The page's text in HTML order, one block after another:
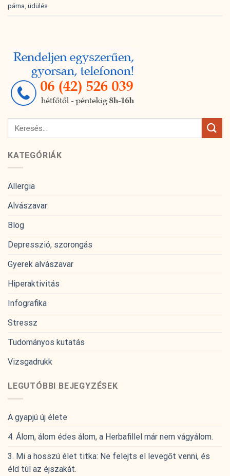
párna, üdülés
KATEGÓRIÁK
Allergia
Alvászavar
Blog
Depresszió, szorongás
Gyerek alvászavar
Hiperaktivitás
Infografika
Stressz
Tudományos kutatás
Vizsgadrukk
LEGUTÓBBI BEJEGYZÉSEK
A gyapjú új élete
4. Álom, álom édes álom, a Herbafillel már nem vágyálom.
3. Mi a hosszú élet titka: Ne felejts el levegőt venni, és
éld túl az éjszakát.